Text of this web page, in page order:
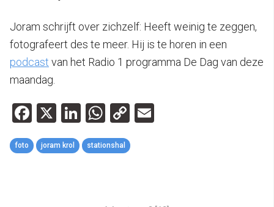
Joram schrijft over zichzelf: Heeft weinig te zeggen,
fotografeert des te meer. Hij is te horen in een
podcast van het Radio 1 programma De Dag van deze
maandag.
Facebook
X LinkedIn
WhatsApp
Copy
foto joram krol stationshal